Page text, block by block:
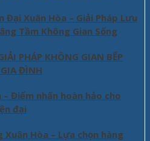
Đại Xuân Hòa – Giải Pháp Lưu
Tầm Không Gian Sống
PHÁP KHÔNG GIAN BẾP
ĐÌNH
Điểm nhấn hoàn hảo cho
đại
Hòa – Lựa chọn hàng